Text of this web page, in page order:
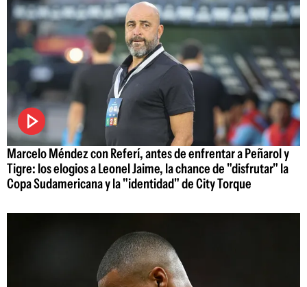
Marcelo Méndez con Referí, antes de enfrentar a Peñarol y
Tigre: los elogios a Leonel Jaime, la chance de "disfrutar" la
Copa Sudamericana y la "identidad" de City Torque